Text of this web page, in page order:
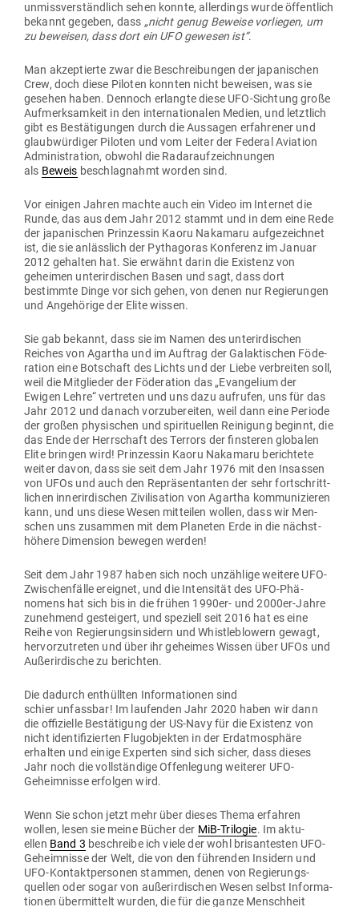
unmiss­ver­ständlich sehen konnte, aller­dings wurde öffentlich
bekannt gegeben, dass „nicht genug Beweise vor­liegen, um
zu beweisen, dass dort ein UFO gewesen ist“.
Man akzep­tierte zwar die Beschrei­bungen der japa­ni­schen
Crew, doch diese Piloten konnten nicht beweisen, was sie
gesehen haben. Dennoch erlangte diese UFO-Sichtung große
Auf­merk­samkeit in den inter­na­tio­nalen Medien, und letztlich
gibt es Bestä­ti­gungen durch die Aus­sagen erfah­rener und
glaub­wür­diger Piloten und vom Leiter der Federal Aviation
Admi­nis­tration, obwohl die Radar­auf­zeich­nungen
als Beweis beschlag­nahmt worden sind.
Vor einigen Jahren machte auch ein Video im Internet die
Runde, das aus dem Jahr 2012 stammt und in dem eine Rede
der japa­ni­schen Prin­zessin Kaoru Nakamaru auf­ge­zeichnet
ist, die sie anlässlich der Pytha­goras Kon­ferenz im Januar
2012 gehalten hat. Sie erwähnt darin die Existenz von
geheimen unter­ir­di­schen Basen und sagt, dass dort
bestimmte Dinge vor sich gehen, von denen nur Regie­rungen
und Ange­hörige der Elite wissen.
Sie gab bekannt, dass sie im Namen des unter­ir­di­schen
Reiches von Agartha und im Auftrag der Galak­ti­schen Föde­
ration eine Bot­schaft des Lichts und der Liebe ver­breiten soll,
weil die Mit­glieder der Föde­ration das „Evan­gelium der
Ewigen Lehre“ ver­treten und uns dazu auf­rufen, uns für das
Jahr 2012 und danach vor­zu­be­reiten, weil dann eine Periode
der großen phy­si­schen und spi­ri­tu­ellen Rei­nigung beginnt, die
das Ende der Herr­schaft des Terrors der fins­teren glo­balen
Elite bringen wird! Prin­zessin Kaoru Nakamaru berichtete
weiter davon, dass sie seit dem Jahr 1976 mit den Insassen
von UFOs und auch den Reprä­sen­tanten der sehr fort­schritt­
lichen inner­ir­di­schen Zivi­li­sation von Agartha kom­mu­ni­zieren
kann, und uns diese Wesen mit­teilen wollen, dass wir Men­
schen uns zusammen mit dem Pla­neten Erde in die nächst­
höhere Dimension bewegen werden!
Seit dem Jahr 1987 haben sich noch unzählige weitere UFO-
Zwi­schen­fälle ereignet, und die Inten­sität des UFO-Phä­
nomens hat sich bis in die frühen 1990er- und 2000er-Jahre
zunehmend gesteigert, und spe­ziell seit 2016 hat es eine
Reihe von Regie­rungs­in­sidern und Whist­le­b­lowern gewagt,
her­vor­zu­treten und über ihr geheimes Wissen über UFOs und
Außer­ir­dische zu berichten.
Die dadurch ent­hüllten Infor­ma­tionen sind
schier unfassbar! Im lau­fenden Jahr 2020 haben wir dann
die offi­zielle Bestä­tigung der US-Navy für die Existenz von
nicht iden­ti­fi­zierten Flug­ob­jekten in der Erd­at­mo­sphäre
erhalten und einige Experten sind sich sicher, dass dieses
Jahr noch die voll­ständige Offen­legung wei­terer UFO-
Geheim­nisse erfolgen wird.
Wenn Sie schon jetzt mehr über dieses Thema erfahren
wollen, lesen sie meine Bücher der MiB-Tri­logie. Im aktu­
ellen Band 3 beschreibe ich viele der wohl bri­san­testen UFO-
Geheim­nisse der Welt, die von den füh­renden Insidern und
UFO-Kon­takt­per­sonen stammen, denen von Regie­rungs­
quellen oder sogar von außer­ir­di­schen Wesen selbst Infor­ma­
tionen über­mittelt wurden, die für die ganze Menschheit